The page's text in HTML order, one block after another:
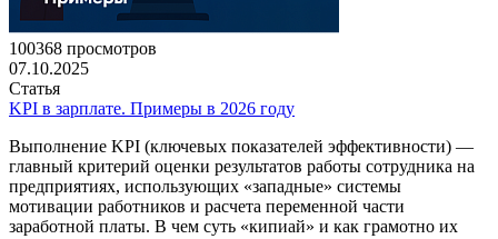
100368 просмотров
07.10.2025
Статья
KPI в зарплате. Примеры в 2026 году
Выполнение KPI (ключевых показателей эффективности) —
главный критерий оценки результатов работы сотрудника на
предприятиях, использующих «западные» системы
мотивации работников и расчета переменной части
заработной платы. В чем суть «кипиай» и как грамотно их